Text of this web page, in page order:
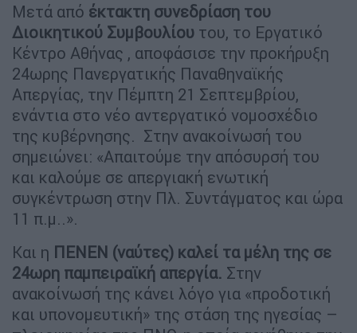
Μετά από έκτακτη συνεδρίαση του
Διοικητικού Συμβουλίου του, το Εργατικό
Κέντρο Αθήνας , αποφάσισε την προκήρυξη
24ωρης Πανεργατικής Παναθηναϊκής
Απεργίας, την Πέμπτη 21 Σεπτεμβρίου,
ενάντια στο νέο αντεργατικό νομοσχέδιο
της κυβέρνησης. Στην ανακοίνωσή του
σημειώνει: «Απαιτούμε την απόσυρσή του
και καλούμε σε απεργιακή ενωτική
συγκέντρωση στην Πλ. Συντάγματος και ώρα
11 π.μ..».
Και η ΠΕΝΕΝ (ναύτες) καλεί τα μέλη της σε
24ωρη παμπειραϊκή απεργία. Στην
ανακοίνωσή της κάνει λόγο για «προδοτική
και υπονομευτική» της στάση της ηγεσίας –